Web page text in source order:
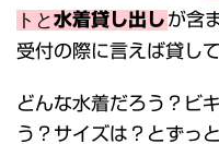
トと水着貸し出し が含
受付の際に言えば貸し
どんな水着だろう？ビ
う？サイズは？とずっ